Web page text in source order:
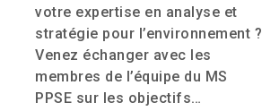
votre expertise en analyse et
stratégie pour l’environnement ?
Venez échanger avec les
membres de l’équipe du MS
PPSE sur les objectifs…